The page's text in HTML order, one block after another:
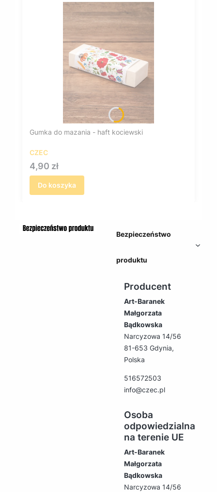
Gumka do mazania - haft kociewski
CZEC
Cena
4,90 zł
Do koszyka
Bezpieczeństwo
produktu
Producent
Art-Baranek
Małgorzata
Bądkowska
Narcyzowa 14/56
81-653 Gdynia,
Polska
516572503
info@czec.pl
Osoba
odpowiedzialna
na terenie UE
Art-Baranek
Małgorzata
Bądkowska
Narcyzowa 14/56